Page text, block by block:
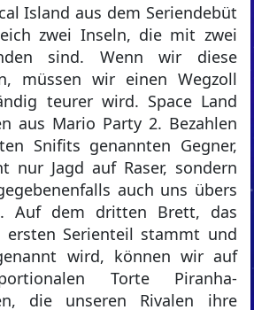
Island aus dem Seriendebüt
zwei Inseln, die mit zwei
sind. Wenn wir diese
müssen wir einen Wegzoll
teurer wird. Space Land
aus Mario Party 2. Bezahlen
Snifits genannten Gegner,
nur Jagd auf Raser, sondern
auch uns übers
Auf dem dritten Brett, das
ersten Serienteil stammt und
wird, können wir auf
Torte Piranha-
die unseren Rivalen ihre